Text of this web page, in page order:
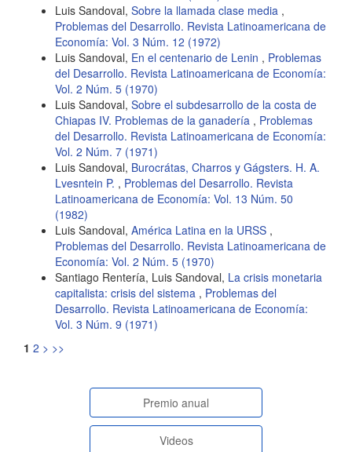
Luis Sandoval, Sobre la llamada clase media ,
Problemas del Desarrollo. Revista Latinoamericana de
Economía: Vol. 3 Núm. 12 (1972)
Luis Sandoval, En el centenario de Lenin , Problemas
del Desarrollo. Revista Latinoamericana de Economía:
Vol. 2 Núm. 5 (1970)
Luis Sandoval, Sobre el subdesarrollo de la costa de
Chiapas IV. Problemas de la ganadería , Problemas
del Desarrollo. Revista Latinoamericana de Economía:
Vol. 2 Núm. 7 (1971)
Luis Sandoval, Burocrátas, Charros y Gágsters. H. A.
Lvesntein P. , Problemas del Desarrollo. Revista
Latinoamericana de Economía: Vol. 13 Núm. 50
(1982)
Luis Sandoval, América Latina en la URSS ,
Problemas del Desarrollo. Revista Latinoamericana de
Economía: Vol. 2 Núm. 5 (1970)
Santiago Rentería, Luis Sandoval, La crisis monetaria
capitalista: crisis del sistema , Problemas del
Desarrollo. Revista Latinoamericana de Economía:
Vol. 3 Núm. 9 (1971)
1 2 > >>
paginasespeciales
Premio anual
Videos